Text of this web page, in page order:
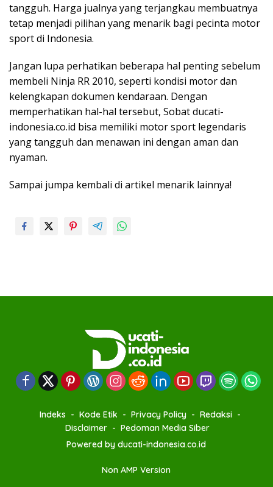
tangguh. Harga jualnya yang terjangkau membuatnya
tetap menjadi pilihan yang menarik bagi pecinta motor
sport di Indonesia.
Jangan lupa perhatikan beberapa hal penting sebelum
membeli Ninja RR 2010, seperti kondisi motor dan
kelengkapan dokumen kendaraan. Dengan
memperhatikan hal-hal tersebut, Sobat ducati-
indonesia.co.id bisa memiliki motor sport legendaris
yang tangguh dan menawan ini dengan aman dan
nyaman.
Sampai jumpa kembali di artikel menarik lainnya!
Indeks Kode Etik Privacy Policy
Redaksi
Disclaimer
Pedoman Media Siber
Powered by ducati-indonesia.co.id
Non AMP Version